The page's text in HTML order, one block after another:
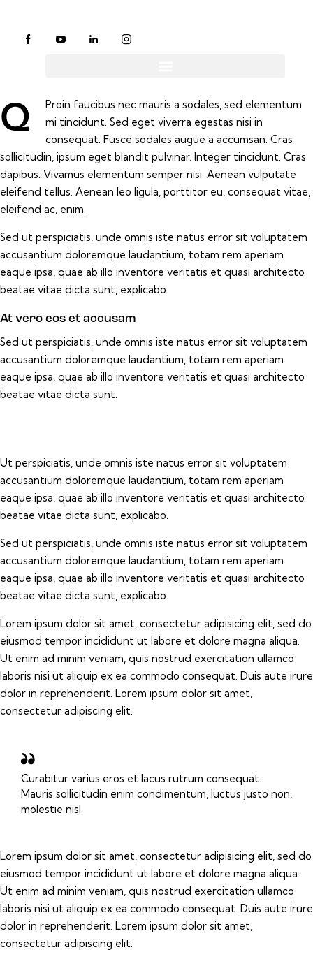
Q
Proin faucibus nec mauris a sodales, sed elementum
mi tincidunt. Sed eget viverra egestas nisi in
consequat. Fusce sodales augue a accumsan. Cras
sollicitudin, ipsum eget blandit pulvinar. Integer tincidunt. Cras
dapibus. Vivamus elementum semper nisi. Aenean vulputate
eleifend tellus. Aenean leo ligula, porttitor eu, consequat vitae,
eleifend ac, enim.
Sed ut perspiciatis, unde omnis iste natus error sit voluptatem
accusantium doloremque laudantium, totam rem aperiam
eaque ipsa, quae ab illo inventore veritatis et quasi architecto
beatae vitae dicta sunt, explicabo.
At vero eos et accusam
Sed ut perspiciatis, unde omnis iste natus error sit voluptatem
accusantium doloremque laudantium, totam rem aperiam
eaque ipsa, quae ab illo inventore veritatis et quasi architecto
beatae vitae dicta sunt.
Ut perspiciatis, unde omnis iste natus error sit voluptatem
accusantium doloremque laudantium, totam rem aperiam
eaque ipsa, quae ab illo inventore veritatis et quasi architecto
beatae vitae dicta sunt, explicabo.
Sed ut perspiciatis, unde omnis iste natus error sit voluptatem
accusantium doloremque laudantium, totam rem aperiam
eaque ipsa, quae ab illo inventore veritatis et quasi architecto
beatae vitae dicta sunt, explicabo.
Lorem ipsum dolor sit amet, consectetur adipisicing elit, sed do
eiusmod tempor incididunt ut labore et dolore magna aliqua.
Ut enim ad minim veniam, quis nostrud exercitation ullamco
laboris nisi ut aliquip ex ea commodo consequat. Duis aute irure
dolor in reprehenderit. Lorem ipsum dolor sit amet,
consectetur adipiscing elit.
Curabitur varius eros et lacus rutrum consequat.
Mauris sollicitudin enim condimentum, luctus justo non,
molestie nisl.
Lorem ipsum dolor sit amet, consectetur adipisicing elit, sed do
eiusmod tempor incididunt ut labore et dolore magna aliqua.
Ut enim ad minim veniam, quis nostrud exercitation ullamco
laboris nisi ut aliquip ex ea commodo consequat. Duis aute irure
dolor in reprehenderit. Lorem ipsum dolor sit amet,
consectetur adipiscing elit.